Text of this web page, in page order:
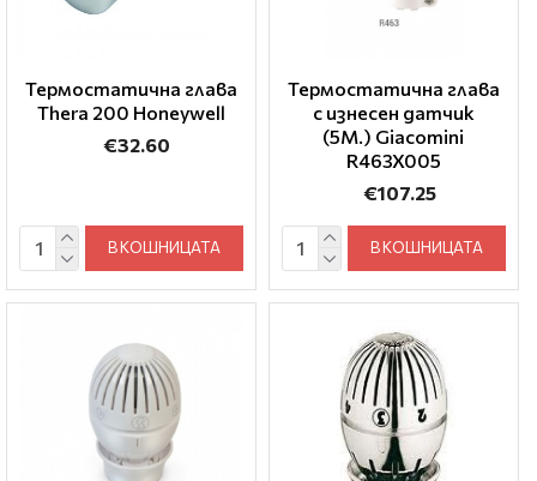
Термостатична глава
Thera 200 Honeywell
€32.60
В КОШНИЦАТА
Термостатична глава
с изнесен датчик
(5М.) Giacomini
R463X005
€107.25
В КОШНИЦАТА